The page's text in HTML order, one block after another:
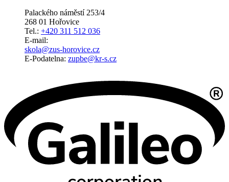
Palackého náměstí 253/4
268 01 Hořovice
Tel.: +420 311 512 036
E-mail:
skola@zus-horovice.cz
E-Podatelna: zupbe@kr-s.cz